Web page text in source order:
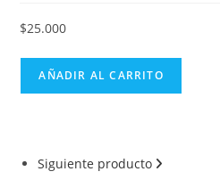
$25.000
AÑADIR AL CARRITO
Siguiente producto